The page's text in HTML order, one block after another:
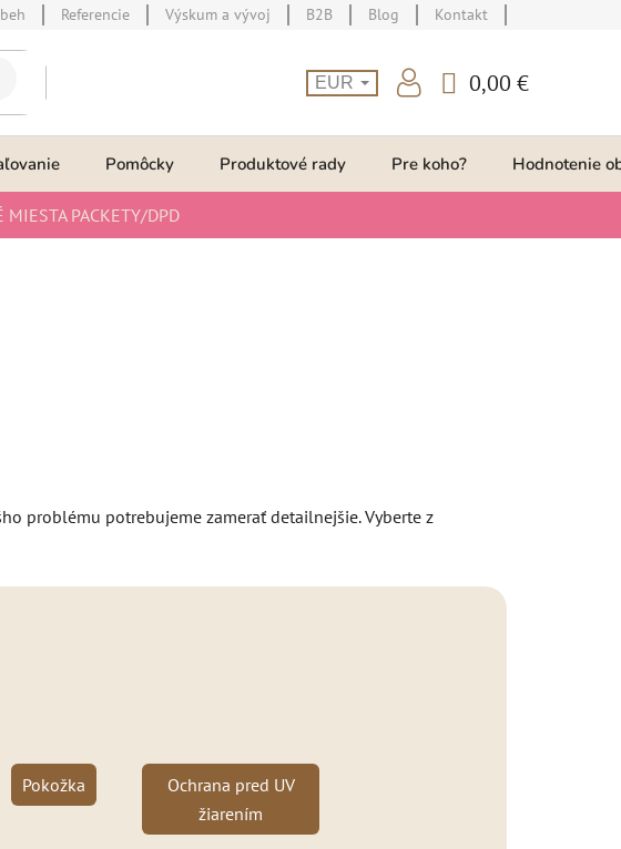
Referencie Výskum a vývoj B2B Blog Kontakt
EUR
KOŠÍK
0,00 €
Pomôcky Produktové rady Pre koho? Hodnotenie
MIESTA PACKETY/DPD
problému potrebujeme zamerať detailnejšie. Vyberte z
Pokožka
Ochrana pred UV
žiarením